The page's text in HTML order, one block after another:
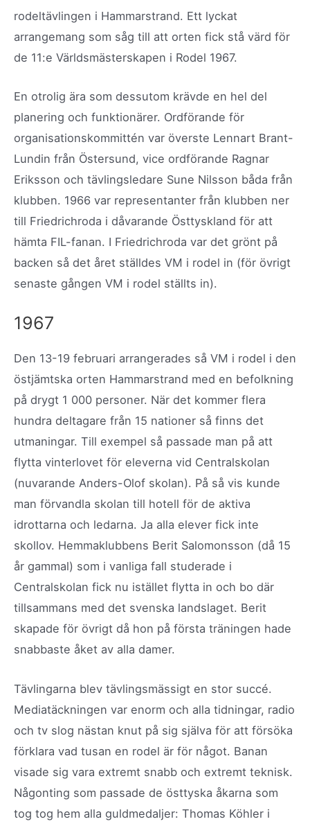
rodeltävlingen i Hammarstrand. Ett lyckat
arrangemang som såg till att orten fick stå värd för
de 11:e Världsmästerskapen i Rodel 1967.
En otrolig ära som dessutom krävde en hel del
planering och funktionärer. Ordförande för
organisationskommittén var överste Lennart Brant-
Lundin från Östersund, vice ordförande Ragnar
Eriksson och tävlingsledare Sune Nilsson båda från
klubben. 1966 var representanter från klubben ner
till Friedrichroda i dåvarande Östtyskland för att
hämta FIL-fanan. I Friedrichroda var det grönt på
backen så det året ställdes VM i rodel in (för övrigt
senaste gången VM i rodel ställts in).
1967
Den 13-19 februari arrangerades så VM i rodel i den
östjämtska orten Hammarstrand med en befolkning
på drygt 1 000 personer. När det kommer flera
hundra deltagare från 15 nationer så finns det
utmaningar. Till exempel så passade man på att
flytta vinterlovet för eleverna vid Centralskolan
(nuvarande Anders-Olof skolan). På så vis kunde
man förvandla skolan till hotell för de aktiva
idrottarna och ledarna. Ja alla elever fick inte
skollov. Hemmaklubbens Berit Salomonsson (då 15
år gammal) som i vanliga fall studerade i
Centralskolan fick nu istället flytta in och bo där
tillsammans med det svenska landslaget. Berit
skapade för övrigt då hon på första träningen hade
snabbaste åket av alla damer.
Tävlingarna blev tävlingsmässigt en stor succé.
Mediatäckningen var enorm och alla tidningar, radio
och tv slog nästan knut på sig själva för att försöka
förklara vad tusan en rodel är för något. Banan
visade sig vara extremt snabb och extremt teknisk.
Någonting som passade de östtyska åkarna som
tog tog hem alla guldmedaljer: Thomas Köhler i